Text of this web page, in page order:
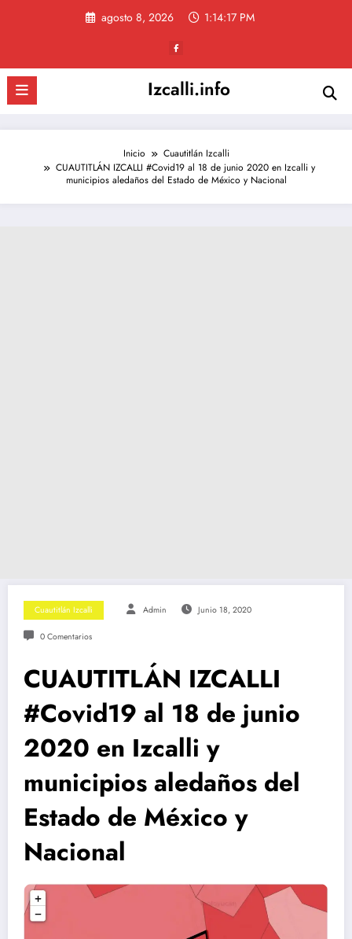
agosto 8, 2026 1:14:17 PM
Izcalli.info
Inicio
Cuautitlán Izcalli
CUAUTITLÁN IZCALLI #Covid19 al 18 de junio 2020 en Izcalli y
municipios aledaños del Estado de México y Nacional
Cuautitlán Izcalli Admin Junio 18, 2020
0 Comentarios
CUAUTITLÁN IZCALLI
#Covid19 al 18 de junio
2020 en Izcalli y
municipios aledaños del
Estado de México y
Nacional